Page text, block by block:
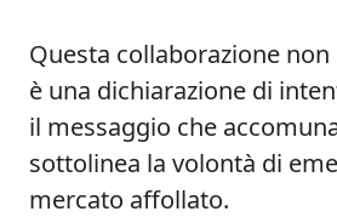
Questa collaborazione non
è una dichiarazione di
il messaggio che
sottolinea la volontà di
mercato affollato.